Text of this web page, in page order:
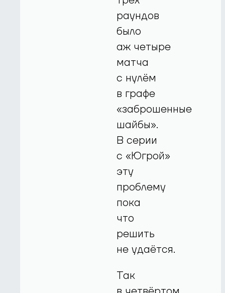
раундов
было
аж четыре
матча
с нулём
в графе
«заброшенные
шайбы».
В серии
с «Югрой»
эту
проблему
пока
что
решить
не удаётся.
Так